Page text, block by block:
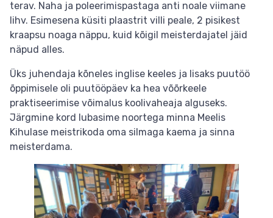
terav. Naha ja poleerimispastaga anti noale viimane
lihv. Esimesena küsiti plaastrit villi peale, 2 pisikest
kraapsu noaga näppu, kuid kõigil meisterdajatel jäid
näpud alles.
Üks juhendaja kõneles inglise keeles ja lisaks puutöö
õppimisele oli puutööpäev ka hea võõrkeele
praktiseerimise võimalus koolivaheaja alguseks.
Järgmine kord lubasime noortega minna Meelis
Kihulase meistrikoda oma silmaga kaema ja sinna
meisterdama.